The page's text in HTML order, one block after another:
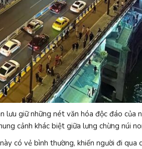
lưu giữ những nét văn hóa độc đáo của
cảnh khác biệt giữa lưng chừng núi
có vẻ bình thường, khiến người đi qua